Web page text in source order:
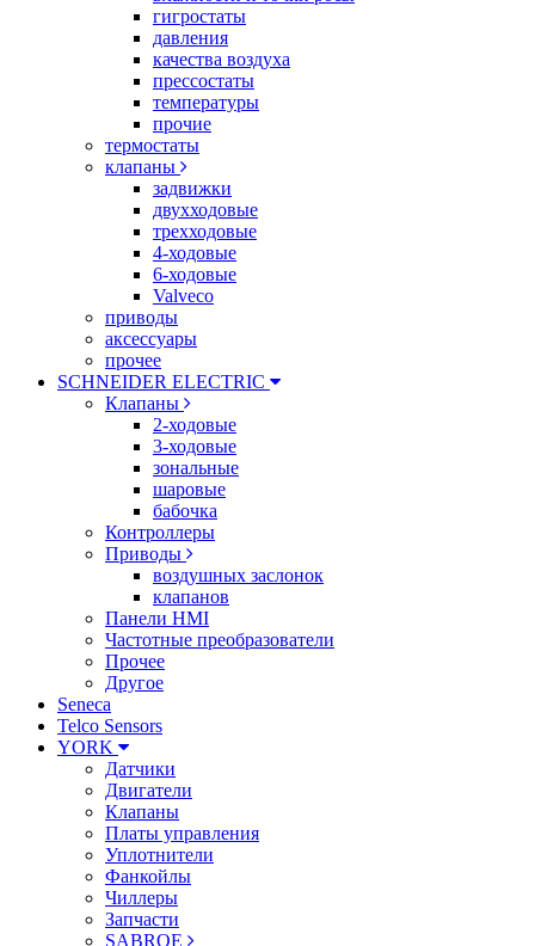
гигростаты
давления
качества воздуха
прессостаты
температуры
прочие
термостаты
клапаны
задвижки
двухходовые
трехходовые
4-ходовые
6-ходовые
Valveco
приводы
аксессуары
прочее
SCHNEIDER ELECTRIC
Клапаны
2-ходовые
3-ходовые
зональные
шаровые
бабочка
Контроллеры
Приводы
воздушных заслонок
клапанов
Панели HMI
Частотные преобразователи
Прочее
Другое
Seneca
Telco Sensors
YORK
Датчики
Двигатели
Клапаны
Платы управления
Уплотнители
Фанкойлы
Чиллеры
Запчасти
SABROE